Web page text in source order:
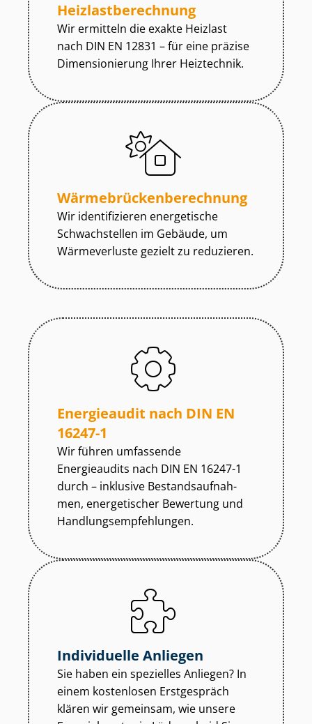
Heiz­last­be­rech­nung
Wir ermitteln die exakte Heizlast
nach DIN EN 12831 – für eine präzise
Dimensionierung Ihrer Heiztechnik.
Wär­me­brü­cken­be­rech­nung
Wir identifizieren energetische
Schwachstellen im Gebäude, um
Wärmeverluste gezielt zu reduzieren.
Energieaudit nach DIN EN
16247-1
Wir führen umfassende
Energieaudits nach DIN EN 16247-1
durch – inklusive Be­stands­auf­nah­
men, energetischer Bewertung und
Hand­lungs­emp­feh­lun­gen.
Individuelle Anliegen
Sie haben ein spezielles Anliegen? In
einem kostenlosen Erstgespräch
klären wir gemeinsam, wie unsere